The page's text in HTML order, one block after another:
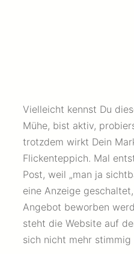
Vielleicht kennst Du
Mühe, bist aktiv,
trotzdem wirkt Dein
Flickenteppich. Mal
Post, weil „man ja
eine Anzeige
Angebot beworben
steht die Website auf
sich nicht mehr stimmig